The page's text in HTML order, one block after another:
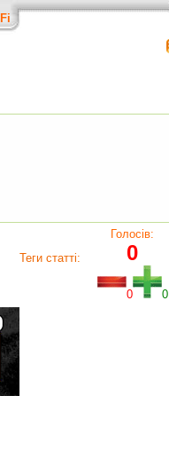
Теги статті:
Голосів:
0
0 0